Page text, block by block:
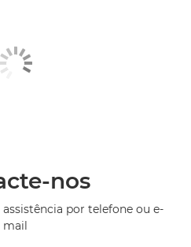
nos
por telefone ou e-
mail